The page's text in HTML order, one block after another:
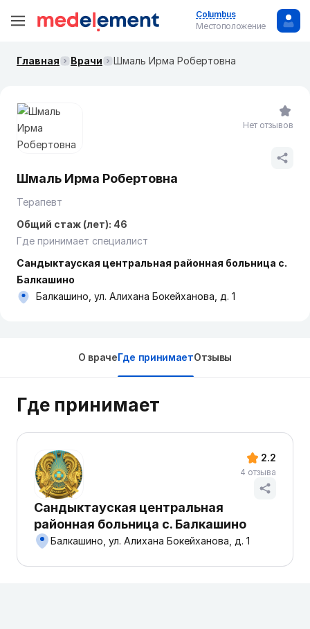
Columbus
Местоположение
Главная Врачи Шмаль Ирма Робертовна
Шмаль Ирма Робертовна
Терапевт
Общий стаж (лет): 46
Где принимает специалист
Сандыктауская центральная районная больница с.
Балкашино
Балкашино, ул. Алихана Бокейханова, д. 1
Нет отзывов
О врачеГде принимаетОтзывы
Где принимает
Сандыктауская центральная
районная больница с. Балкашино
Балкашино, ул. Алихана Бокейханова, д. 1
2.2
4 отзыва